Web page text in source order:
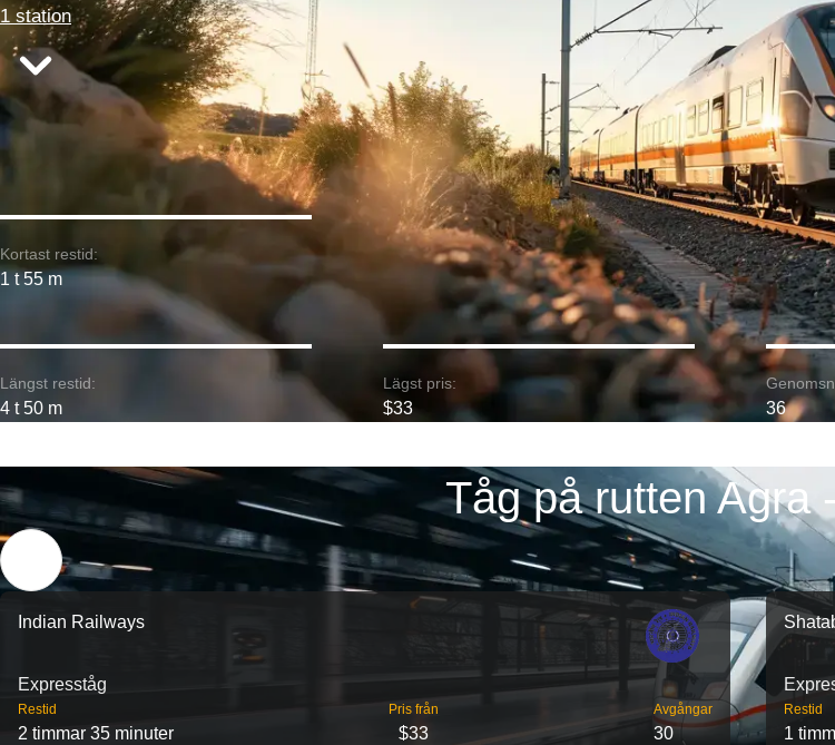
1 station
Kortast restid:
1 t 55 m
Längst restid:
4 t 50 m
Lägst pris:
$33 36
Tåg på rutten Agra
Indian Railways
Expresståg
Restid
2 timmar 35 minuter
Pris från
$33
Avgångar
30
Restid
1